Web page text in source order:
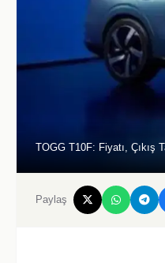
TOGG T10F: Fiyatı, Çıkış
Paylaş